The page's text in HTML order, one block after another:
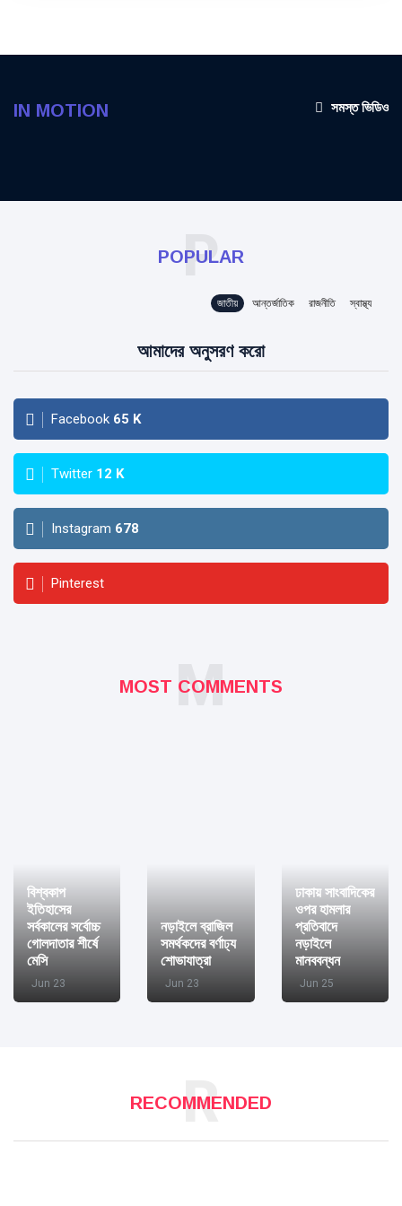
IN MOTION সমস্ত ভিডিও
POPULAR
P
জাতীয় আন্তর্জাতিক রাজনীতি স্বাস্থ্য
আমাদের অনুসরণ করো
Facebook 65 K
Twitter 12 K
Instagram 678
Pinterest
MOST COMMENTS
M
বিশ্বকাপ
ইতিহাসের
সর্বকালের সর্বোচ্চ
গোলদাতার শীর্ষে
মেসি
Jun 23
নড়াইলে ব্রাজিল
সমর্থকদের বর্ণাঢ্য
শোভাযাত্রা
Jun 23
ঢাকায় সাংবাদিকের
ওপর হামলার
প্রতিবাদে
নড়াইলে
মানববন্ধন
Jun 25
RECOMMENDED
R